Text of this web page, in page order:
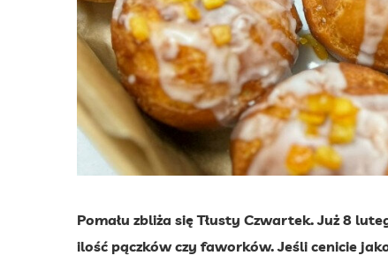
Pomału zbliża się Tłusty Czwartek. Już 8
ilość pączków czy faworków. Jeśli cenicie